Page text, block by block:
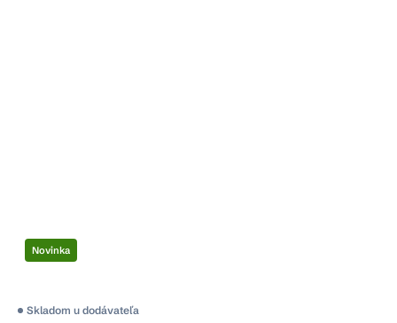
Novinka
Skladom u dodávateľa